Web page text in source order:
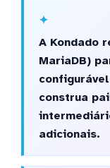
A Kondado
MariaDB)
construa
adicionais.